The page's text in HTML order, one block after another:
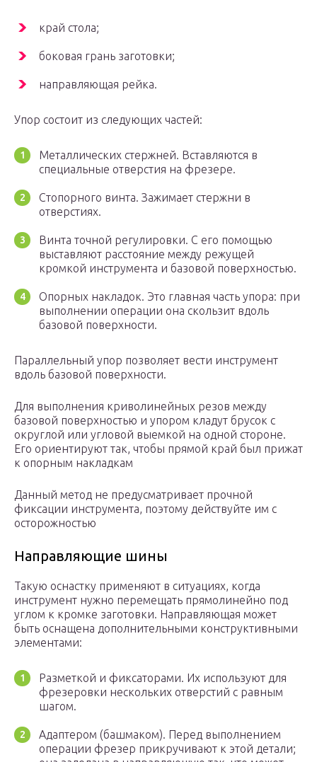
край стола;
боковая грань заготовки;
направляющая рейка.
Упор состоит из следующих частей:
Металлических стержней. Вставляются в
специальные отверстия на фрезере.
Стопорного винта. Зажимает стержни в
отверстиях.
Винта точной регулировки. С его помощью
выставляют расстояние между режущей
кромкой инструмента и базовой поверхностью.
Опорных накладок. Это главная часть упора: при
выполнении операции она скользит вдоль
базовой поверхности.
Параллельный упор позволяет вести инструмент
вдоль базовой поверхности.
Для выполнения криволинейных резов между
базовой поверхностью и упором кладут брусок с
округлой или угловой выемкой на одной стороне.
Его ориентируют так, чтобы прямой край был прижат
к опорным накладкам
Данный метод не предусматривает прочной
фиксации инструмента, поэтому действуйте им с
осторожностью
Направляющие шины
Такую оснастку применяют в ситуациях, когда
инструмент нужно перемещать прямолинейно под
углом к кромке заготовки. Направляющая может
быть оснащена дополнительными конструктивными
элементами:
Разметкой и фиксаторами. Их используют для
фрезеровки нескольких отверстий с равным
шагом.
Адаптером (башмаком). Перед выполнением
операции фрезер прикручивают к этой детали;